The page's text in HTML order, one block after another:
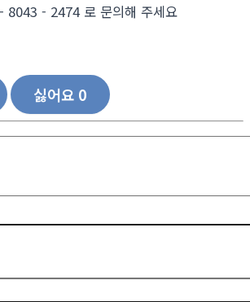
8043 - 2474 로 문의해 주세요
싫어요 0